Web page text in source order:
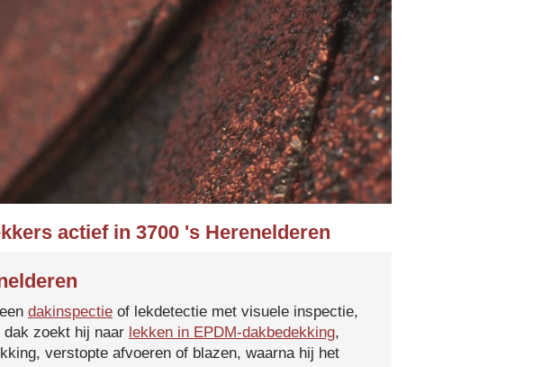
actief in 3700 's Herenelderen
dakinspectie of lekdetectie met visuele inspectie,
zoekt hij naar lekken in EPDM-dakbedekking,
verstopte afvoeren of blazen, waarna hij het